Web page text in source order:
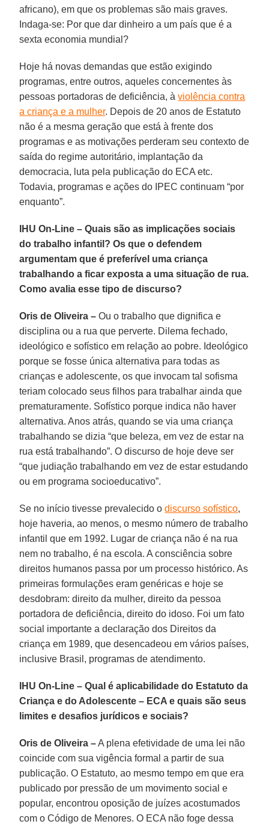
africano), em que os problemas são mais graves.
Indaga-se: Por que dar dinheiro a um país que é a
sexta economia mundial?
Hoje há novas demandas que estão exigindo
programas, entre outros, aqueles concernentes às
pessoas portadoras de deficiência, àviolência contra
a criança e a mulher. Depois de 20 anos de Estatuto
não é a mesma geração que está à frente dos
programas e as motivações perderam seu contexto de
saída do regime autoritário, implantação da
democracia, luta pela publicação do ECA etc.
Todavia, programas e ações do IPEC continuam “por
enquanto”.
IHU On-Line – Quais são as implicações sociais
do trabalho infantil? Os que o defendem
argumentam que é preferível uma criança
trabalhando a ficar exposta a uma situação de rua.
Como avalia esse tipo de discurso?
Oris de Oliveira – Ou o trabalho que dignifica e
disciplina ou a rua que perverte. Dilema fechado,
ideológico e sofístico em relação ao pobre. Ideológico
porque se fosse única alternativa para todas as
crianças e adolescente, os que invocam tal sofisma
teriam colocado seus filhos para trabalhar ainda que
prematuramente. Sofístico porque indica não haver
alternativa. Anos atrás, quando se via uma criança
trabalhando se dizia “que beleza, em vez de estar na
rua está trabalhando”. O discurso de hoje deve ser
“que judiação trabalhando em vez de estar estudando
ou em programa socioeducativo”.
Se no início tivesse prevalecido odiscurso sofístico,
hoje haveria, ao menos, o mesmo número de trabalho
infantil que em 1992. Lugar de criança não é na rua
nem no trabalho, é na escola. A consciência sobre
direitos humanos passa por um processo histórico. As
primeiras formulações eram genéricas e hoje se
desdobram: direito da mulher, direito da pessoa
portadora de deficiência, direito do idoso. Foi um fato
social importante a declaração dos Direitos da
criança em 1989, que desencadeou em vários países,
inclusive Brasil, programas de atendimento.
IHU On-Line – Qual é aplicabilidade do Estatuto da
Criança e do Adolescente – ECA e quais são seus
limites e desafios jurídicos e sociais?
Oris de Oliveira –A plena efetividade de uma lei não
coincide com sua vigência formal a partir de sua
publicação. O Estatuto, ao mesmo tempo em que era
publicado por pressão de um movimento social e
popular, encontrou oposição de juízes acostumados
com o Código de Menores. O ECA não foge dessa